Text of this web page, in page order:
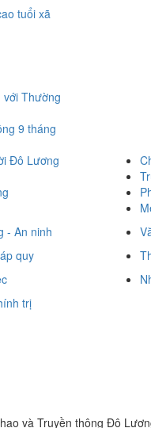
tuổi xã
Thường
9 tháng
Đô Lương
- An ninh
quy
trị
và Truyền thông Đô